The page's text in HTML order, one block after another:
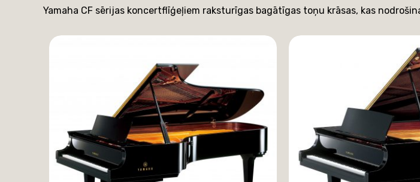
Yamaha CF sērijas koncertflīģeļiem raksturīgas bagātīgas toņu krāsas, kas